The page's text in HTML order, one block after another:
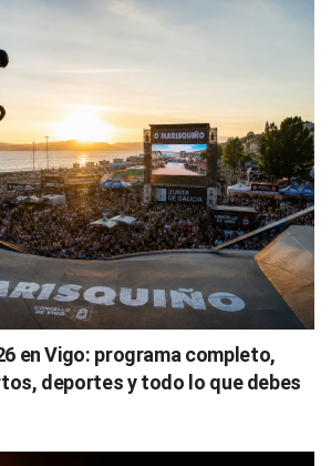
en Vigo: programa completo,
deportes y todo lo que debes